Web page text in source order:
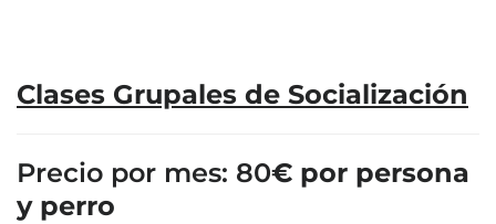
Clases Grupales de Socialización
Precio por mes: 80€ por persona
y perro